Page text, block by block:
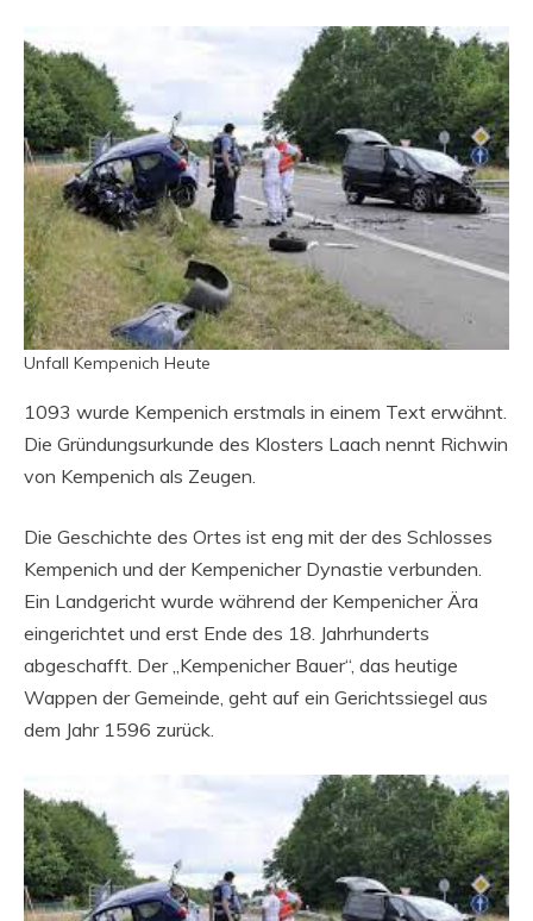
Unfall Kempenich Heute
1093 wurde Kempenich erstmals in einem Text erwähnt.
Die Gründungsurkunde des Klosters Laach nennt Richwin
von Kempenich als Zeugen.
Die Geschichte des Ortes ist eng mit der des Schlosses
Kempenich und der Kempenicher Dynastie verbunden.
Ein Landgericht wurde während der Kempenicher Ära
eingerichtet und erst Ende des 18. Jahrhunderts
abgeschafft. Der „Kempenicher Bauer“, das heutige
Wappen der Gemeinde, geht auf ein Gerichtssiegel aus
dem Jahr 1596 zurück.